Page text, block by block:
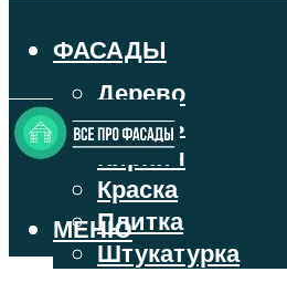
ФАСАДЫ
Дерево
Камень
Кирпич
Краска
Плитка
Штукатурка
МЕНЮ